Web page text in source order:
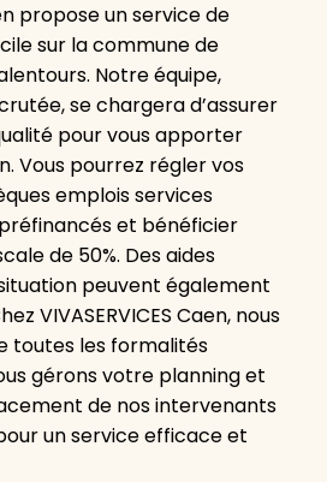
propose un service de
sur la commune de
Notre équipe,
se chargera d’assurer
pour vous apporter
Vous pourrez régler vos
emplois services
et bénéficier
de 50%. Des aides
peuvent également
VIVASERVICES Caen, nous
toutes les formalités
gérons votre planning et
de nos intervenants
un service efficace et